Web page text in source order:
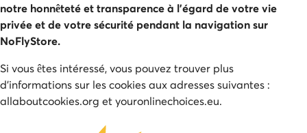
notre honnêteté et transparence à l'égard de votre vie
privée et de votre sécurité pendant la navigation sur
NoFlyStore.
Si vous êtes intéressé, vous pouvez trouver plus
d'informations sur les cookies aux adresses suivantes :
allaboutcookies.org et youronlinechoices.eu.